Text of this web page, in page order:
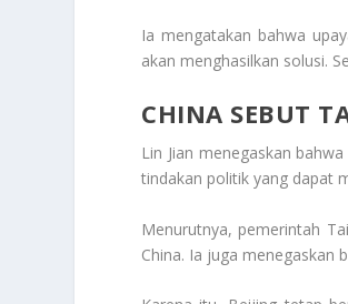
Ia mengatakan bahwa
akan menghasilkan solusi.
CHINA SEBUT
Lin Jian menegaskan
tindakan politik yang dapat
Menurutnya, pemerintah
China. Ia juga menegaskan